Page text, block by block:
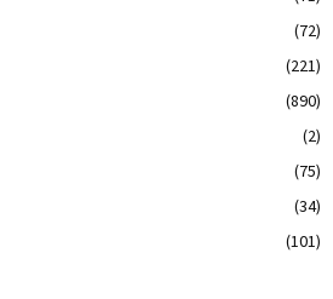
(72)
(221)
(890)
(2)
(75)
(34)
(101)